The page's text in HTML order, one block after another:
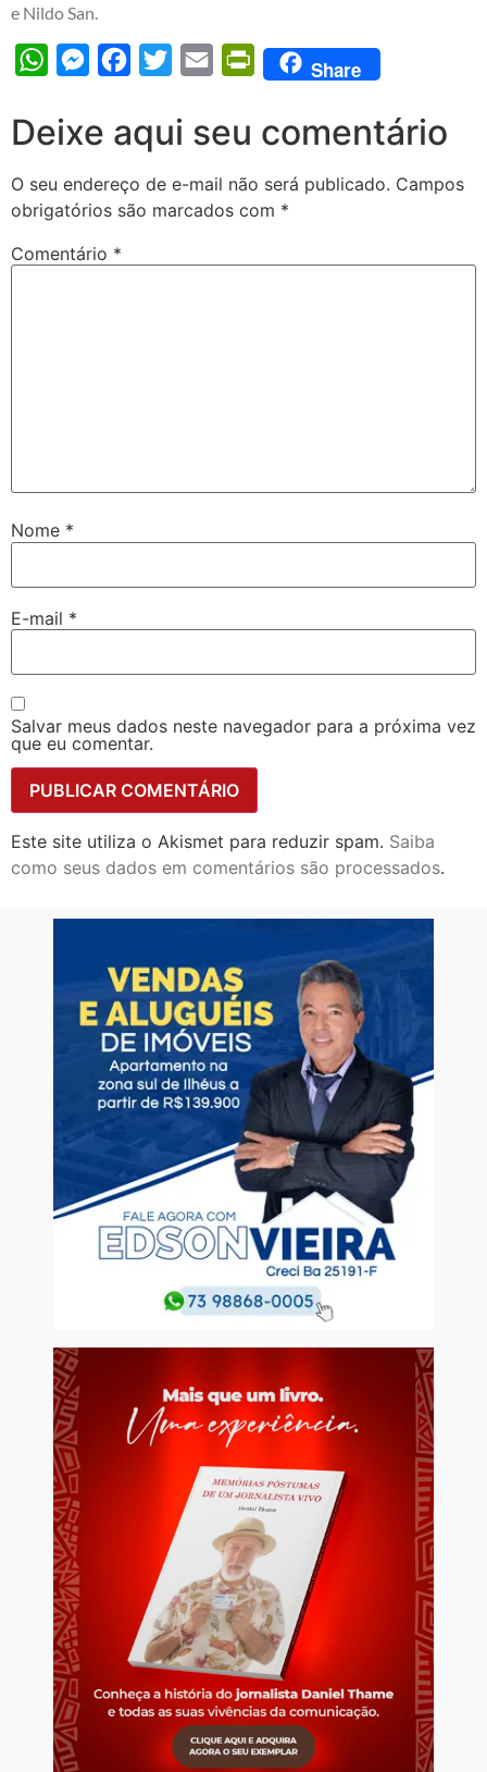
e Nildo San.
WhatsAppMessengerFacebook
Twitter Email PrintFriendly
Share
Deixe aqui seu comentário
O seu endereço de e-mail não será publicado. Campos
obrigatórios são marcados com *
Comentário *
Nome *
E-mail *
Salvar meus dados neste navegador para a próxima vez
que eu comentar.
Este site utiliza o Akismet para reduzir spam. Saiba
como seus dados em comentários são processados.